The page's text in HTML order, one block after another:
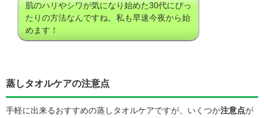
肌のハリやシワが気になり始めた30代にぴっ
たりの方法なんですね。私も早速今夜から始
めます！
蒸しタオルケアの注意点
手軽に出来るおすすめの蒸しタオルケアですが、いくつか注意点が